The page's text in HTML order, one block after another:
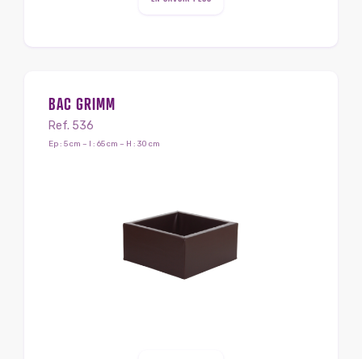
BAC GRIMM
Ref. 536
Ep : 5 cm – l : 65 cm – H : 30 cm